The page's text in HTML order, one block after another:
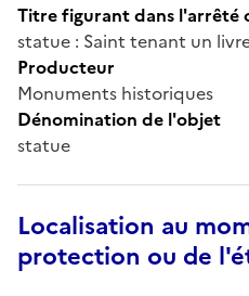
Titre figurant dans l'arrêté
statue : Saint tenant un
Producteur
Monuments historiques
Dénomination de l'objet
statue
Localisation au
protection ou de